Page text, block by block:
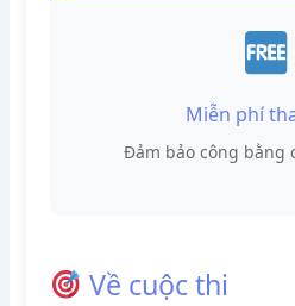
Miễn phí
Đảm bảo công bằng
Về cuộc thi